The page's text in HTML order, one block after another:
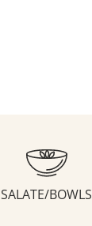
SALATE/BOWLS